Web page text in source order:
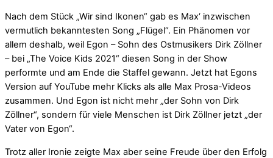
Nach dem Stück „Wir sind Ikonen“ gab es Max‘ inzwischen
vermutlich bekanntesten Song „Flügel“. Ein Phänomen vor
allem deshalb, weil Egon – Sohn des Ostmusikers Dirk Zöllner
– bei „The Voice Kids 2021“ diesen Song in der Show
performte und am Ende die Staffel gewann. Jetzt hat Egons
Version auf YouTube mehr Klicks als alle Max Prosa-Videos
zusammen. Und Egon ist nicht mehr „der Sohn von Dirk
Zöllner“, sondern für viele Menschen ist Dirk Zöllner jetzt „der
Vater von Egon“.
Trotz aller Ironie zeigte Max aber seine Freude über den Erfolg